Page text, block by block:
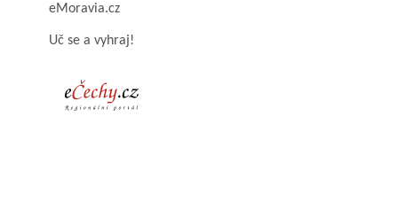
eMoravia.cz
Uč se a vyhraj!